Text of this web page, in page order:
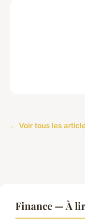
← Voir tous les
Finance — À